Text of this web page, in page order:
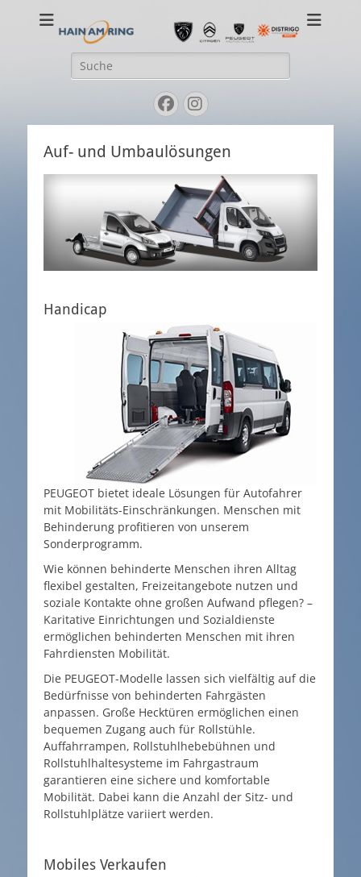
Ihr PEUGEOT-Händler in Gießen und Aßlar
Suche
nach:
Facebook
Instagram
Auf- und Umbaulösungen
Handicap
PEUGEOT bietet ideale Lösungen für Autofahrer
mit Mobilitäts-Einschränkungen. Menschen mit
Behinderung profitieren von unserem
Sonderprogramm.
Wie können behinderte Menschen ihren Alltag
flexibel gestalten, Freizeitangebote nutzen und
soziale Kontakte ohne großen Aufwand pflegen? –
Karitative Einrichtungen und Sozialdienste
ermöglichen behinderten Menschen mit ihren
Fahrdiensten Mobilität.
Die PEUGEOT-Modelle lassen sich vielfältig auf die
Bedürfnisse von behinderten Fahrgästen
anpassen. Große Hecktüren ermöglichen einen
bequemen Zugang auch für Rollstühle.
Auffahrrampen, Rollstuhlhebebühnen und
Rollstuhlhaltesysteme im Fahrgastraum
garantieren eine sichere und komfortable
Mobilität. Dabei kann die Anzahl der Sitz- und
Rollstuhlplätze variiert werden.
Mobiles Verkaufen